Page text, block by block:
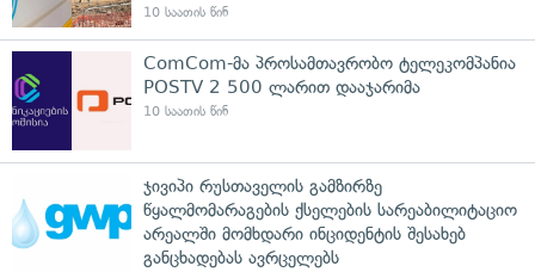
10 საათის წინ
ComCom-მა პროსამთავრობო ტელეკომპანია
POSTV 2 500 ლარით დააჯარიმა
10 საათის წინ
ჯივიპი რუსთაველის გამზირზე
წყალმომარაგების ქსელების სარეაბილიტაციო
არეალში მომხდარი ინციდენტის შესახებ
განცხადებას ავრცელებს